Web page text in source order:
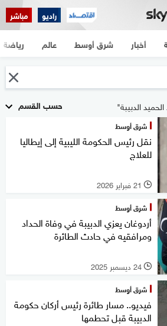
راديو مباشر
أخبار شرق أوسط عالم رياضة
حسب القسم
شرق أوسط
نقل رئيس الحكومة الليبية إلى إيطاليا
للعلاج
l 21 فبراير 2026
شرق أوسط
أردوغان يعزي الدبيبة في وفاة الحداد
ومرافقيه في حادث الطائرة
l 24 ديسمبر 2025
شرق أوسط
فيديو.. مسار طائرة رئيس أركان حكومة
الدبيبة قبل تحطمها